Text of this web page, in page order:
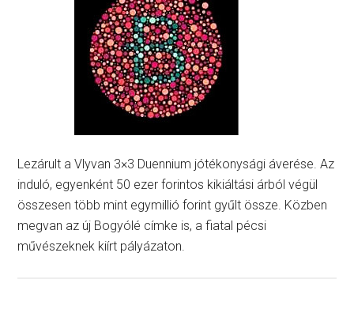
Lezárult a Vlyvan 3×3 Duennium jótékonysági áverése. Az
induló, egyenként 50 ezer forintos kikiáltási árból végül
összesen több mint egymillió forint gyűlt össze. Közben
megvan az új Bogyólé címke is, a fiatal pécsi
művészeknek kiírt pályázaton.